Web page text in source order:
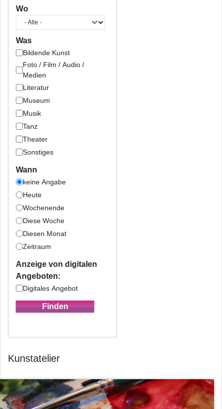
Wo
Was
Bildende Kunst
Foto / Film / Audio /
Medien
Literatur
Museum
Musik
Tanz
Theater
Sonstiges
Wann
keine Angabe
Heute
Wochenende
Diese Woche
Diesen Monat
Zeitraum
Anzeige von digitalen
Angeboten:
Digitales Angebot
Kunstatelier